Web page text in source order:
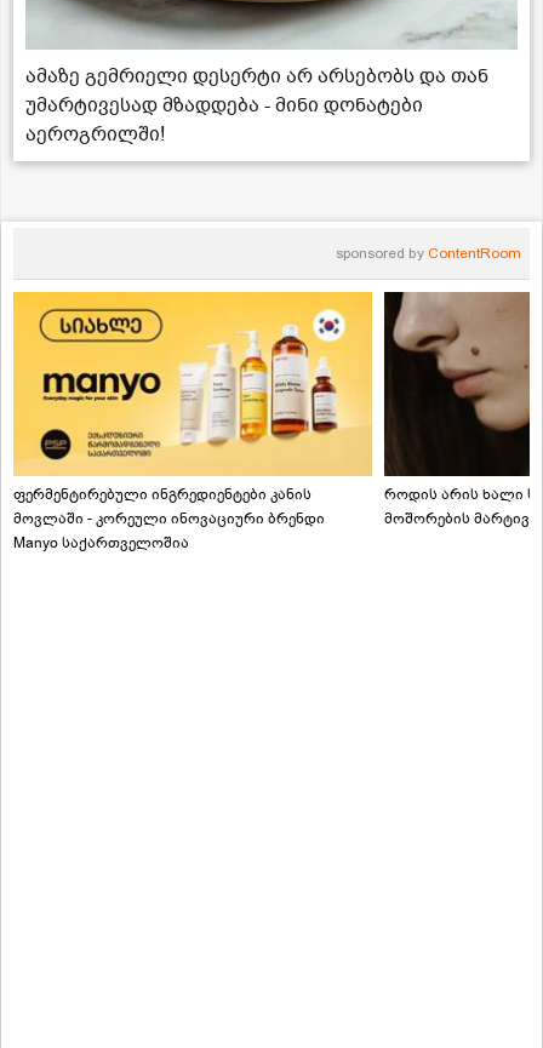
ამაზე გემრიელი დესერტი არ არსებობს და თან
უმარტივესად მზადდება - მინი დონატები
აეროგრილში!
sponsored by ContentRoom
ფერმენტირებული ინგრედიენტები კანის
მოვლაში - კორეული ინოვაციური ბრენდი
Manyo საქართველოშია
როდის არის ხალი
მოშორების